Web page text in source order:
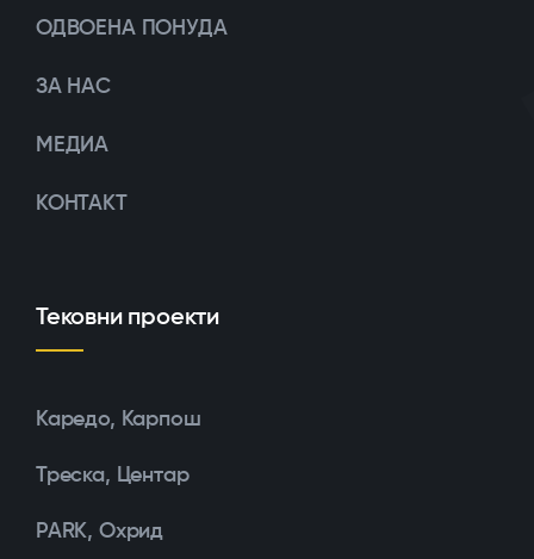
ОДВОЕНА ПОНУДА
ЗА НАС
МЕДИА
КОНТАКТ
Тековни проекти
Каредо, Карпош
Треска, Центар
PARK, Охрид